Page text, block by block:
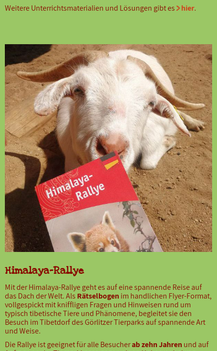
Weitere Unterrichtsmaterialien und Lösungen gibt es
hier.
Himalaya-Rallye
Mit der Himalaya-Rallye geht es auf eine spannende Reise auf
das Dach der Welt. Als Rätselbogen im handlichen Flyer-Format,
vollgespickt mit kniffligen Fragen und Hinweisen rund um
typisch tibetische Tiere und Phänomene, begleitet sie den
Besuch im Tibetdorf des Görlitzer Tierparks auf spannende Art
und Weise.
Die Rallye ist geeignet für alle Besucherab zehn Jahren und auf